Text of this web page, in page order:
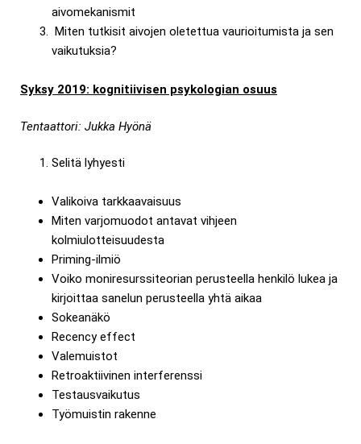
aivomekanismit
Miten tutkisit aivojen oletettua vaurioitumista ja sen
vaikutuksia?
Syksy 2019: kognitiivisen psykologian osuus
Tentaattori: Jukka Hyönä
Selitä lyhyesti
Valikoiva tarkkaavaisuus
Miten varjomuodot antavat vihjeen
kolmiulotteisuudesta
Priming-ilmiö
Voiko moniresurssiteorian perusteella henkilö lukea ja
kirjoittaa sanelun perusteella yhtä aikaa
Sokeanäkö
Recency effect
Valemuistot
Retroaktiivinen interferenssi
Testausvaikutus
Työmuistin rakenne